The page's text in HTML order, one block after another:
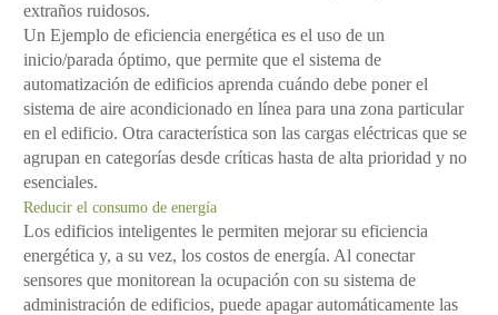
extraños ruidosos.
Un Ejemplo de eficiencia energética es el uso de un
inicio/parada óptimo, que permite que el sistema de
automatización de edificios aprenda cuándo debe poner el
sistema de aire acondicionado en línea para una zona particular
en el edificio. Otra característica son las cargas eléctricas que se
agrupan en categorías desde críticas hasta de alta prioridad y no
esenciales.
Reducir el consumo de energía
Los edificios inteligentes le permiten mejorar su eficiencia
energética y, a su vez, los costos de energía. Al conectar
sensores que monitorean la ocupación con su sistema de
administración de edificios, puede apagar automáticamente las